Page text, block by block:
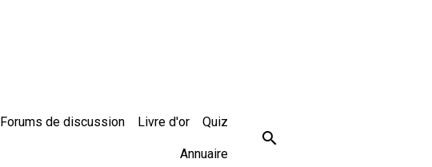
Forums de discussion Livre d'or Quiz
Annuaire